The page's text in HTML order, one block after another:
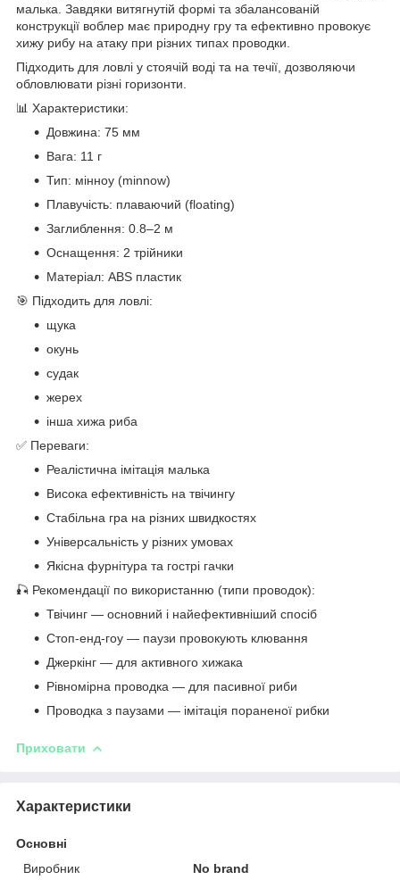
малька. Завдяки витягнутій формі та збалансованій
конструкції воблер має природну гру та ефективно провокує
хижу рибу на атаку при різних типах проводки.
Підходить для ловлі у стоячій воді та на течії, дозволяючи
обловлювати різні горизонти.
📊 Характеристики:
Довжина: 75 мм
Вага: 11 г
Тип: мінноу (minnow)
Плавучість: плаваючий (floating)
Заглиблення: 0.8–2 м
Оснащення: 2 трійники
Матеріал: ABS пластик
🎯 Підходить для ловлі:
щука
окунь
судак
жерех
інша хижа риба
✅ Переваги:
Реалістична імітація малька
Висока ефективність на твічингу
Стабільна гра на різних швидкостях
Універсальність у різних умовах
Якісна фурнітура та гострі гачки
🎣 Рекомендації по використанню (типи проводок):
Твічинг — основний і найефективніший спосіб
Стоп-енд-гоу — паузи провокують клювання
Джеркінг — для активного хижака
Рівномірна проводка — для пасивної риби
Проводка з паузами — імітація пораненої рибки
Приховати
Характеристики
Основні
Виробник
No brand